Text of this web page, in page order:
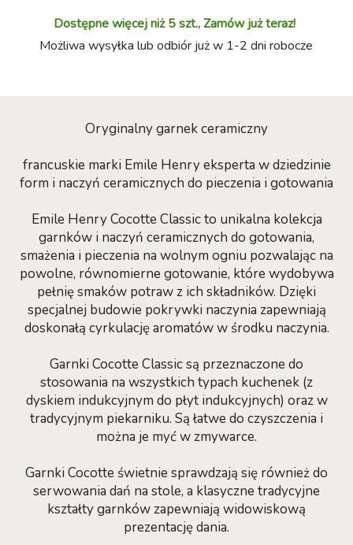
Dostępne więcej niż 5 szt., Zamów już teraz!
Możliwa wysyłka lub odbiór już w 1-2 dni robocze
Oryginalny garnek ceramiczny
francuskie marki Emile Henry eksperta w dziedzinie
form i naczyń ceramicznych do pieczenia i gotowania
Emile Henry Cocotte Classic to unikalna kolekcja
garnków i naczyń ceramicznych do gotowania,
smażenia i pieczenia na wolnym ogniu pozwalając na
powolne, równomierne gotowanie, które wydobywa
pełnię smaków potraw z ich składników. Dzięki
specjalnej budowie pokrywki naczynia zapewniają
doskonałą cyrkulację aromatów w środku naczynia.
Garnki Cocotte Classic są przeznaczone do
stosowania na wszystkich typach kuchenek (z
dyskiem indukcyjnym do płyt indukcyjnych) oraz w
tradycyjnym piekarniku. Są łatwe do czyszczenia i
można je myć w zmywarce.
Garnki Cocotte świetnie sprawdzają się również do
serwowania dań na stole, a klasyczne tradycyjne
kształty garnków zapewniają widowiskową
prezentację dania.